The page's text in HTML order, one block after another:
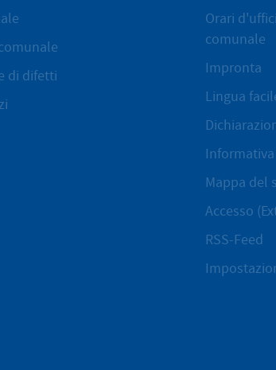
di difetti
Orari
comunale
Impronta
Lingua
Mappa del
Accesso
RSS-Feed